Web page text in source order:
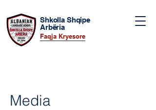
Shkolla Shqipe
Arbëria
Faqja Kryesore
Media